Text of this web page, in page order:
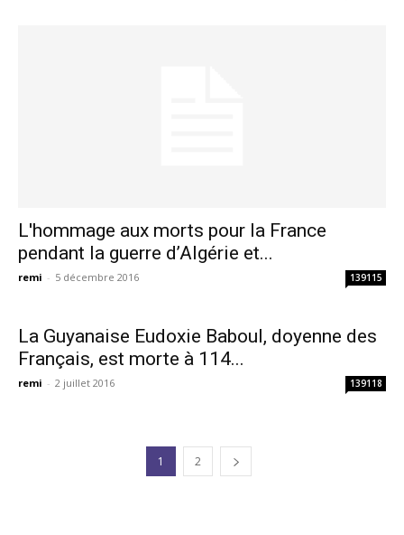
L'hommage aux morts pour la France
pendant la guerre d’Algérie et...
remi - 5 décembre 2016 139115
La Guyanaise Eudoxie Baboul, doyenne des
Français, est morte à 114...
remi - 2 juillet 2016 139118
1 2